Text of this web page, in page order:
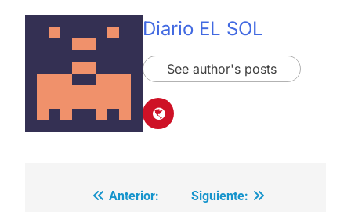
Diario EL SOL
See author's posts
Navegación
Anterior:
Siguiente: